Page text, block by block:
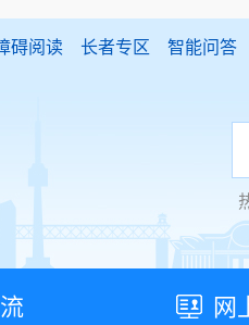
碍阅读 长者专区 智能问答
网